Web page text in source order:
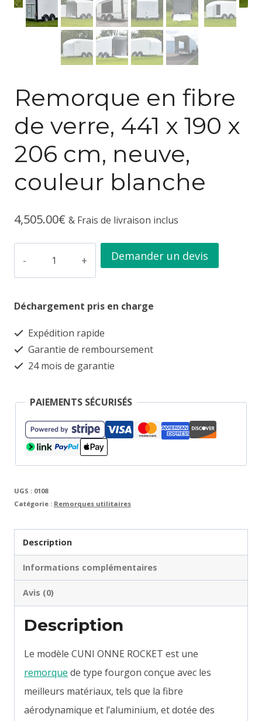
Remorque en fibre
de verre, 441 x 190 x
206 cm, neuve,
couleur blanche
4,505.00€ & Frais de livraison inclus
en
fibre
de
verre,
x
190
neuve,
blanche
Demander un devis
Déchargement pris en charge
Expédition rapide
Garantie de remboursement
24 mois de garantie
PAIEMENTS SÉCURISÉS
UGS : 0108
Catégorie : Remorques utilitaires
Description
Informations complémentaires
Avis (0)
Description
Le modèle CUNI ONNE ROCKET est une
remorque de type fourgon conçue avec les
meilleurs matériaux, tels que la fibre
aérodynamique et l’aluminium, et dotée des